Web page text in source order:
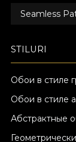
Seamless
STILURI
Обои в стиле
Обои в стиле
Абстрактные